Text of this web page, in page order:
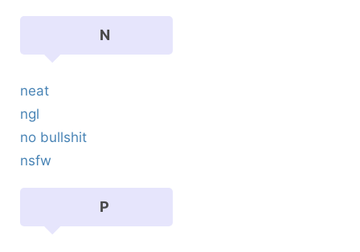
N
neat
ngl
no bullshit
nsfw
P